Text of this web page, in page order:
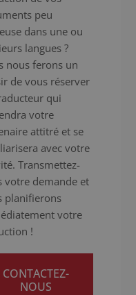
peu
dans une ou
langues ?
nous ferons un
de vous réserver
qui
votre
attitré et se
avec votre
Transmettez-
votre demande et
planifierons
votre
!
CONTACTEZ-
NOUS